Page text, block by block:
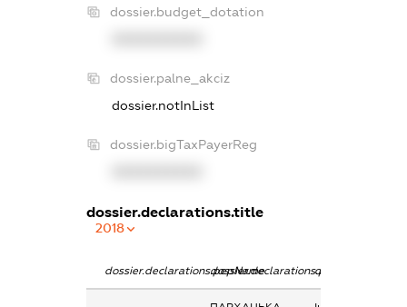
dossier.budget_dotation
dossier.palne_akciz
dossier.notInList
dossier.bigTaxPayerReg
dossier.declarations.title
2018
dossier.declarations.pepNamedossier.declarations.personName